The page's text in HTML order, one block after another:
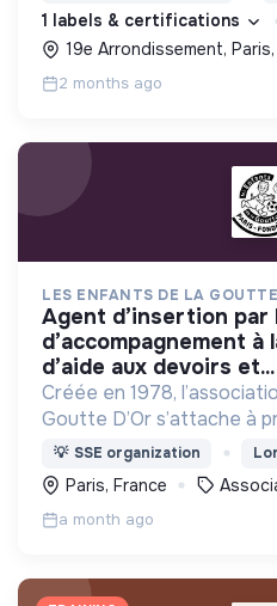
1 labels & certifications
19e Arrondissement,
2 months ago
LES ENFANTS DE LA
agent d’insertion par les activités
d’accompagnement
d’aide aux devoirs et...
Créée en 1978,
Goutte D’Or s’attache à
l’épanouissement des
des adultes, afin qu’ils
citoyens
💡 SSE organization
Paris, France
a month ago